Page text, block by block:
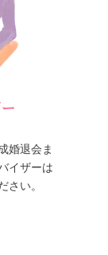
婚退会ま
イザーは
さい。